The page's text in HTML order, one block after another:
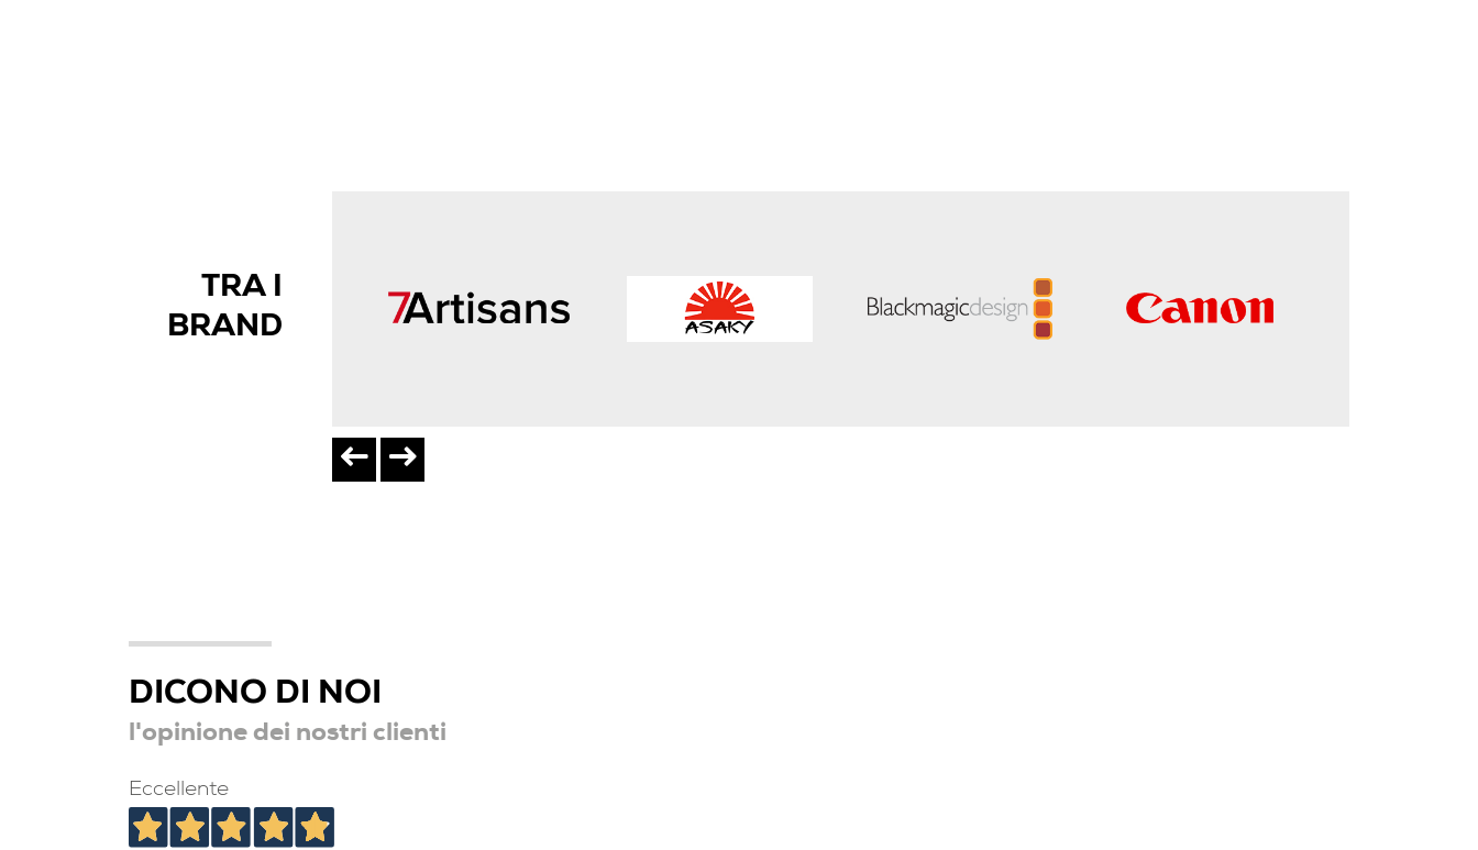
TRA I
BRAND
DICONO DI NOI
l'opinione dei nostri clienti
Eccellente